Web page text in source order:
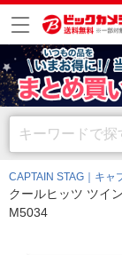
CAPTAIN STAG｜キャ
クールヒッツ ツイ
M5034